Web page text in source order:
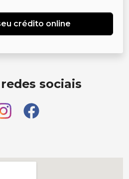
crédito online
sociais